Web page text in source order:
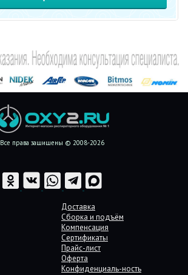
Все права защищены © 2008-2026
Доставка
Сборка и подъём
Компенсация
Сертификаты
Прайс-лист
Оферта
Конфиденциаль-ность